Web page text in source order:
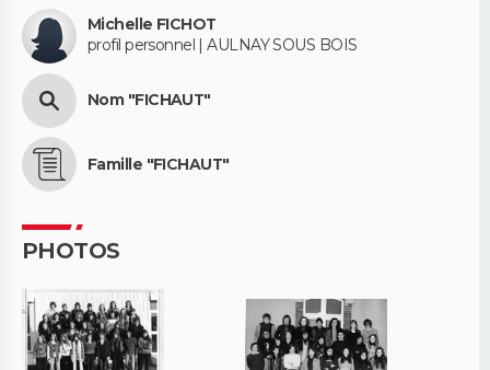
Michelle FICHOT
profil personnel | AULNAY SOUS BOIS
Nom "FICHAUT"
Famille "FICHAUT"
PHOTOS